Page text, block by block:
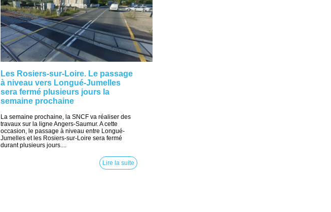
Les Rosiers-sur-Loire. Le passage
à niveau vers Longué-Jumelles
sera fermé plusieurs jours la
semaine prochaine
La semaine prochaine, la SNCF va réaliser des
travaux sur la ligne Angers-Saumur. A cette
occasion, le passage à niveau entre Longué-
Jumelles et les Rosiers-sur-Loire sera fermé
durant plusieurs jours....
Lire la suite